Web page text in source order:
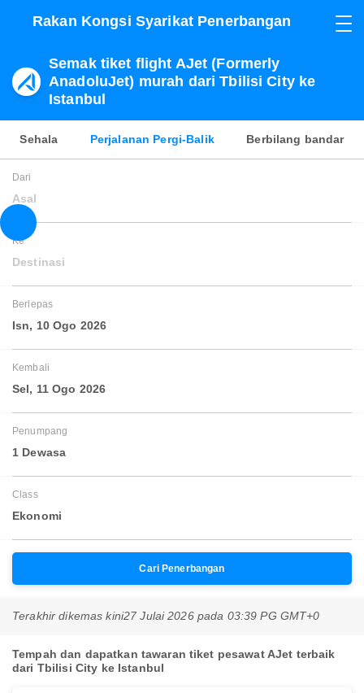
Rakan Kongsi Syarikat Penerbangan
Semak tiket flight AJet (Formerly
AnadoluJet) murah dari Tbilisi City ke
Istanbul
Sehala Perjalanan Pergi-Balik Berbilang bandar
Dari
Asal
Ke
Destinasi
Berlepas
Isn, 10 Ogo 2026
Kembali
Sel, 11 Ogo 2026
Penumpang
1 Dewasa
Class
Ekonomi
Cari Penerbangan
Terakhir dikemas kini27 Julai 2026 pada 03:39 PG GMT+0
Tempah dan dapatkan tawaran tiket pesawat AJet terbaik
dari Tbilisi City ke Istanbul